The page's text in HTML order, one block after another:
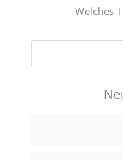
Welches